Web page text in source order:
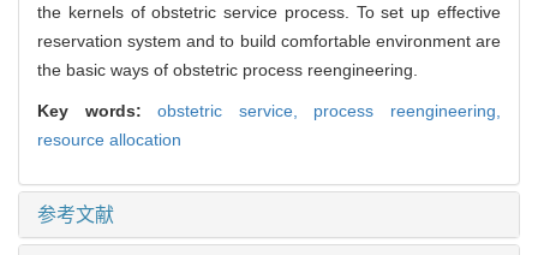
the kernels of obstetric service process. To set up effective
reservation system and to build comfortable environment are
the basic ways of obstetric process reengineering.
Key words:obstetric service, process reengineering,
resource allocation
参考文献